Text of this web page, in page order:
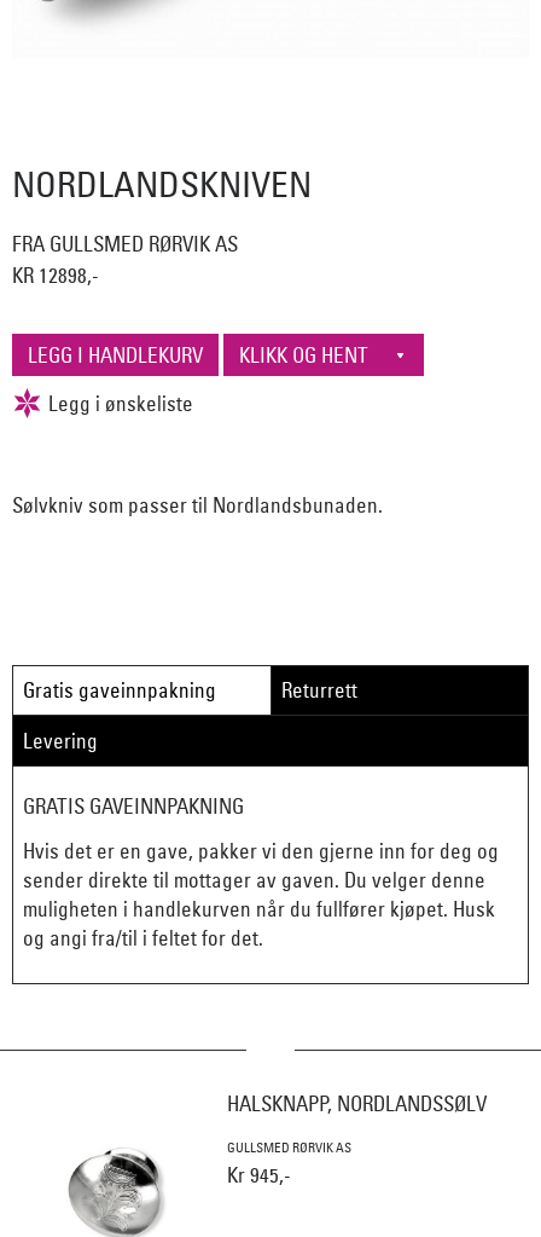
NORDLANDSKNIVEN
FRA GULLSMED RØRVIK AS
KR 12898,-
Sølvkniv som passer til Nordlandsbunaden.
Gratis gaveinnpakning
Returrett
Levering
GRATIS GAVEINNPAKNING
Hvis det er en gave, pakker vi den gjerne inn for deg og
sender direkte til mottager av gaven. Du velger denne
muligheten i handlekurven når du fullfører kjøpet. Husk
og angi fra/til i feltet for det.
HALSKNAPP, NORDLANDSSØLV
GULLSMED RØRVIK AS
Kr 945,-